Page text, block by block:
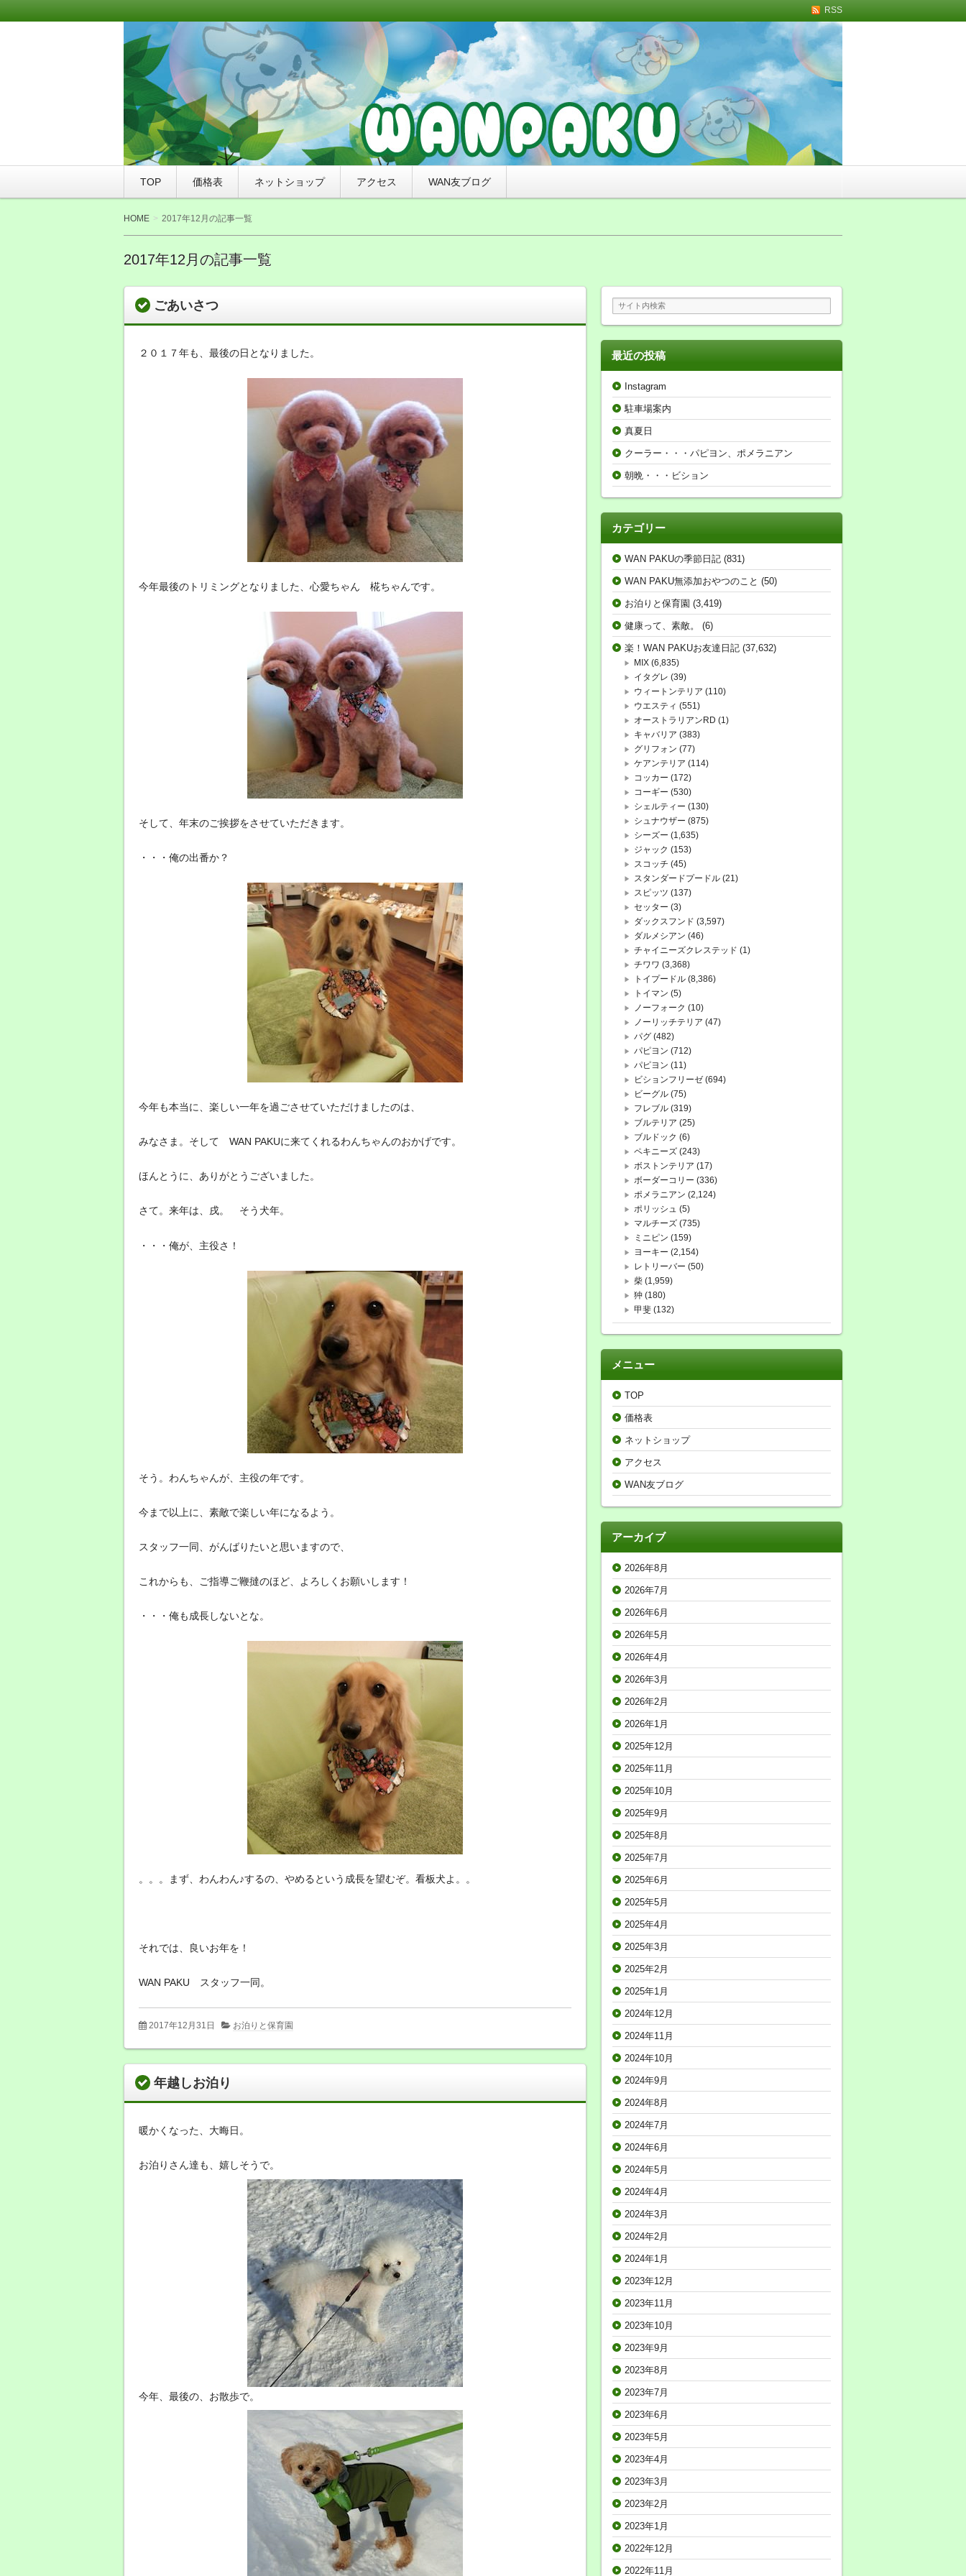
RSS
WAN友ブログ（ご来店感謝ブログ）〜札幌市豊平区の犬トリミング・無添加おや
つ店WANPAKU（わんぱく）
このサイトは、札幌市豊平区にあるトリミングと無添加おやつ、ナチュラルドッグフードのお店
WANPAKU（わんぱく）にご来店されたわんちゃんをご紹介していくブログです。
TOP 価格表 ネットショップ アクセス WAN友ブログ
HOME 2017年12月の記事一覧
2017年12月の記事一覧
ごあいさつ
２０１７年も、最後の日となりました。
今年最後のトリミングとなりました、心愛ちゃん 椛ちゃんです。
そして、年末のご挨拶をさせていただきます。
・・・俺の出番か？
今年も本当に、楽しい一年を過ごさせていただけましたのは、
みなさま。そして WAN PAKUに来てくれるわんちゃんのおかげです。
ほんとうに、ありがとうございました。
さて。来年は、戌。 そう犬年。
・・・俺が、主役さ！
そう。わんちゃんが、主役の年です。
今まで以上に、素敵で楽しい年になるよう。
スタッフ一同、がんばりたいと思いますので、
これからも、ご指導ご鞭撻のほど、よろしくお願いします！
・・・俺も成長しないとな。
。。。まず、わんわん♪するの、やめるという成長を望むぞ。看板犬よ。。
それでは、良いお年を！
WAN PAKU スタッフ一同。
2017年12月31日 お泊りと保育園
年越しお泊り
暖かくなった、大晦日。
お泊りさん達も、嬉しそうで。
今年、最後の、お散歩で。
最近の投稿
Instagram
駐車場案内
真夏日
クーラー・・・パピヨン、ポメラニアン
朝晩・・・ビション
カテゴリー
WAN PAKUの季節日記 (831)
WAN PAKU無添加おやつのこと (50)
お泊りと保育園 (3,419)
健康って、素敵。 (6)
楽！WAN PAKUお友達日記 (37,632)
MIX (6,835)
イタグレ (39)
ウィートンテリア (110)
ウエスティ (551)
オーストラリアンRD (1)
キャバリア (383)
グリフォン (77)
ケアンテリア (114)
コッカー (172)
コーギー (530)
シェルティー (130)
シュナウザー (875)
シーズー (1,635)
ジャック (153)
スコッチ (45)
スタンダードプードル (21)
スピッツ (137)
セッター (3)
ダックスフンド (3,597)
ダルメシアン (46)
チャイニーズクレステッド (1)
チワワ (3,368)
トイプードル (8,386)
トイマン (5)
ノーフォーク (10)
ノーリッチテリア (47)
パグ (482)
パピヨン (712)
パピヨン (11)
ビションフリーゼ (694)
ビーグル (75)
フレブル (319)
ブルテリア (25)
ブルドック (6)
ペキニーズ (243)
ボストンテリア (17)
ボーダーコリー (336)
ポメラニアン (2,124)
ポリッシュ (5)
マルチーズ (735)
ミニピン (159)
ヨーキー (2,154)
レトリーバー (50)
柴 (1,959)
狆 (180)
甲斐 (132)
メニュー
TOP
価格表
ネットショップ
アクセス
WAN友ブログ
アーカイブ
2026年8月
2026年7月
2026年6月
2026年5月
2026年4月
2026年3月
2026年2月
2026年1月
2025年12月
2025年11月
2025年10月
2025年9月
2025年8月
2025年7月
2025年6月
2025年5月
2025年4月
2025年3月
2025年2月
2025年1月
2024年12月
2024年11月
2024年10月
2024年9月
2024年8月
2024年7月
2024年6月
2024年5月
2024年4月
2024年3月
2024年2月
2024年1月
2023年12月
2023年11月
2023年10月
2023年9月
2023年8月
2023年7月
2023年6月
2023年5月
2023年4月
2023年3月
2023年2月
2023年1月
2022年12月
2022年11月